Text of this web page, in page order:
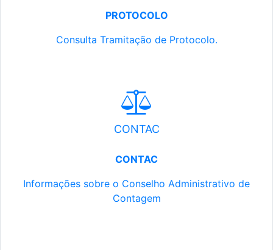
PROTOCOLO
Consulta Tramitação de Protocolo.
CONTAC
CONTAC
Informações sobre o Conselho Administrativo de
Contagem